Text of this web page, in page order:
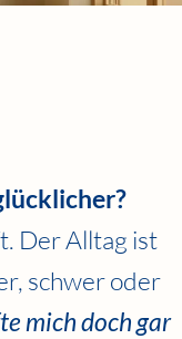
Der Alltag ist
schwer oder
mich doch gar